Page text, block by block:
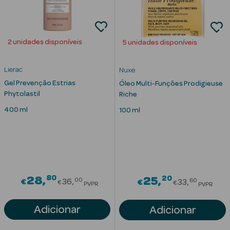
Eczema
Estrias
Pele Seca
Vermelhidão
2 unidades disponíveis
Lierac
Gel Prevenção Estrias
Phytolastil
400 ml
€28 80Price reduced from
€36 00
PVPR
Adicionar
5 unidades disponíveis
Nuxe
Óleo Multi-Funções Prodigieuse
Riche
100 ml
€25 20Price
€33 60
PVPR
Adicionar